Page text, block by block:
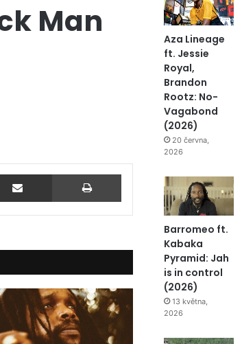
Man
Sdílet e-mailem
Aza Lineage
ft. Jessie
Royal,
Brandon
Rootz: No-
Vagabond
(2026)
20 června,
2026
Barromeo ft.
Kabaka
Pyramid: Jah
is in control
(2026)
13 května,
2026